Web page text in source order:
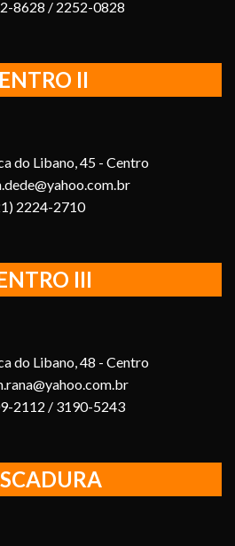
8628 / 2252-0828
II
do Libano, 45 - Centro
2224-2710
III
do Libano, 48 - Centro
2112 / 3190-5243